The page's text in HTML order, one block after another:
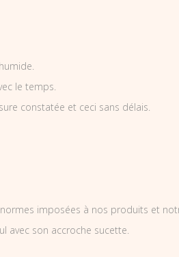
le temps.
constatée et ceci sans délais.
imposées à nos produits et
avec son accroche sucette.